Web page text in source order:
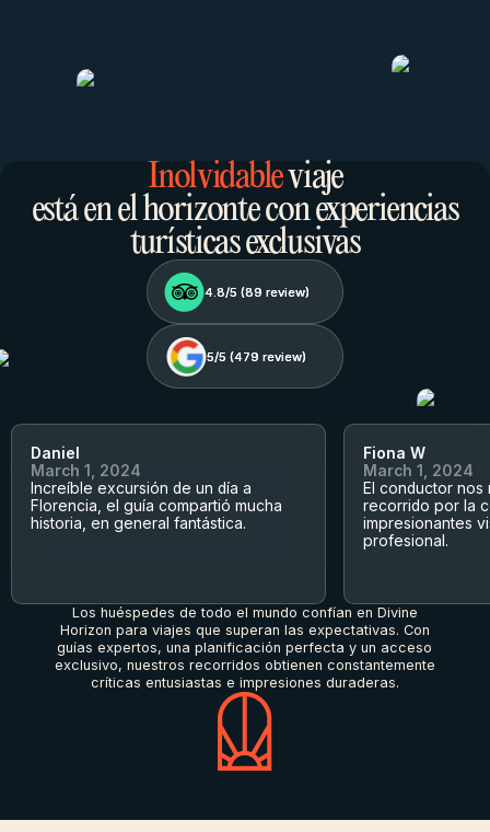
Inolvidableviaje
está en el horizonte con experiencias
turísticas exclusivas
4.8/5 (89 review)
4.8/5 (89 review)
5/5 (479 review)
5/5 (479 review)
Daniel
March 1, 2024
Increíble excursión de un día a
Florencia, el guía compartió mucha
historia, en general fantástica.
Fiona W
March 1, 2024
El conductor
recorrido por la
impresionantes
profesional.
Los huéspedes de todo el mundo confían en Divine
Horizon para viajes que superan las expectativas. Con
guías expertos, una planificación perfecta y un acceso
exclusivo, nuestros recorridos obtienen constantemente
críticas entusiastas e impresiones duraderas.